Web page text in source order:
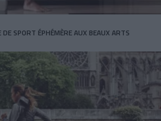
DE SPORT ÉPHÉMÈRE AUX BEAUX ARTS